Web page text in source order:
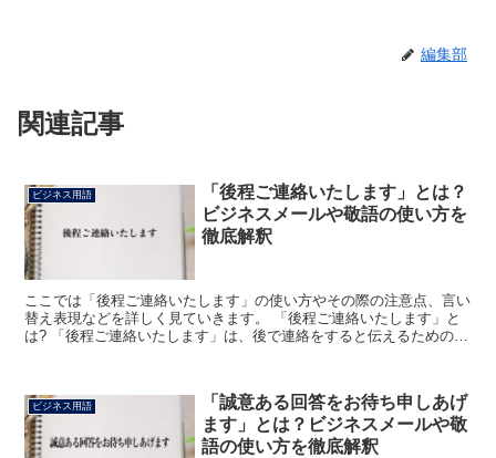
編集部
関連記事
ビジネス用語
「後程ご連絡いたします」とは？
ビジネスメールや敬語の使い方を
徹底解釈
ここでは「後程ご連絡いたします」の使い方やその際の注意点、言い
替え表現などを詳しく見ていきます。 「後程ご連絡いたします」と
は? 「後程ご連絡いたします」は、後で連絡をすると伝えるための表
ビジネス用語
「誠意ある回答をお待ち申しあげ
ます」とは？ビジネスメールや敬
語の使い方を徹底解釈